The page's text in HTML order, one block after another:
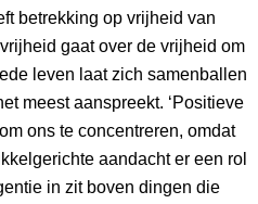
betrekking op vrijheid van
gaat over de vrijheid om
leven laat zich samenballen
meest aanspreekt. ‘Positieve
ons te concentreren, omdat
aandacht er een rol
in zit boven dingen die